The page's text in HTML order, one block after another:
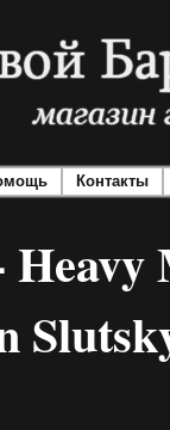
Контакты